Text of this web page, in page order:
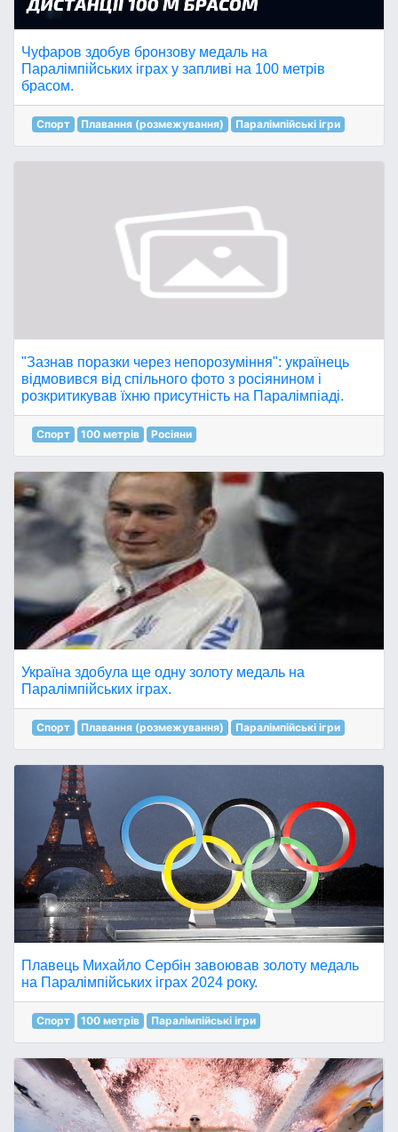
Чуфаров здобув бронзову медаль на
Паралімпійських іграх у запливі на 100 метрів
брасом.
Спорт Плавання (розмежування) Паралімпійські ігри
"Зазнав поразки через непорозуміння": українець
відмовився від спільного фото з росіянином і
розкритикував їхню присутність на Паралімпіаді.
Спорт 100 метрів Росіяни
Україна здобула ще одну золоту медаль на
Паралімпійських іграх.
Спорт Плавання (розмежування) Паралімпійські ігри
Плавець Михайло Сербін завоював золоту медаль
на Паралімпійських іграх 2024 року.
Спорт 100 метрів Паралімпійські ігри